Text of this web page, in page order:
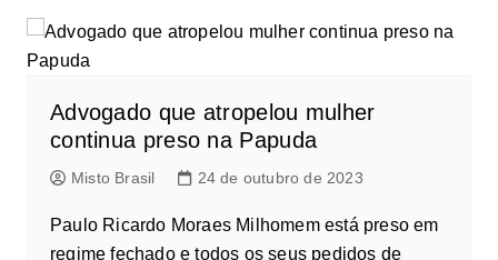
Advogado que atropelou mulher
continua preso na Papuda
Misto Brasil 24 de outubro de 2023
Paulo Ricardo Moraes Milhomem está preso em
regime fechado e todos os seus pedidos de